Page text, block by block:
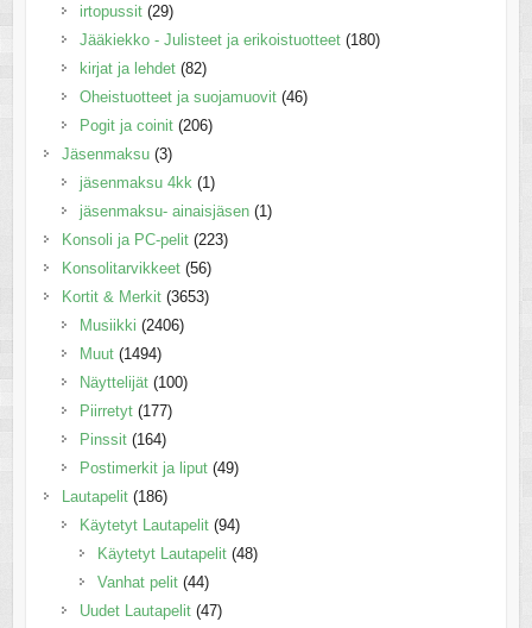
irtopussit (29)
Jääkiekko - Julisteet ja erikoistuotteet (180)
kirjat ja lehdet (82)
Oheistuotteet ja suojamuovit (46)
Pogit ja coinit (206)
Jäsenmaksu (3)
jäsenmaksu 4kk (1)
jäsenmaksu- ainaisjäsen (1)
Konsoli ja PC-pelit (223)
Konsolitarvikkeet (56)
Kortit & Merkit (3653)
Musiikki (2406)
Muut (1494)
Näyttelijät (100)
Piirretyt (177)
Pinssit (164)
Postimerkit ja liput (49)
Lautapelit (186)
Käytetyt Lautapelit (94)
Käytetyt Lautapelit (48)
Vanhat pelit (44)
Uudet Lautapelit (47)